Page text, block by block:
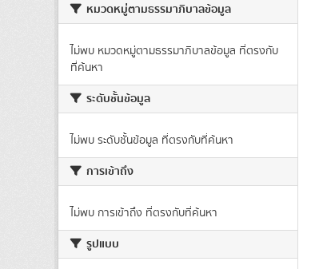
หมวดหมู่ตามธรรมาภิบาลข้อมูล
ไม่พบ หมวดหมู่ตามธรรมาภิบาลข้อมูล ที่ตรงกับ
ที่ค้นหา
ระดับชั้นข้อมูล
ไม่พบ ระดับชั้นข้อมูล ที่ตรงกับที่ค้นหา
การเข้าถึง
ไม่พบ การเข้าถึง ที่ตรงกับที่ค้นหา
รูปแบบ